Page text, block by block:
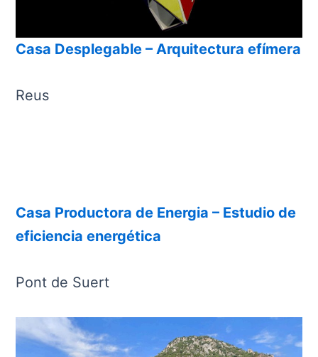
Casa Desplegable – Arquitectura efímera
Reus
Casa Productora de Energia – Estudio de
eficiencia energética
Pont de Suert